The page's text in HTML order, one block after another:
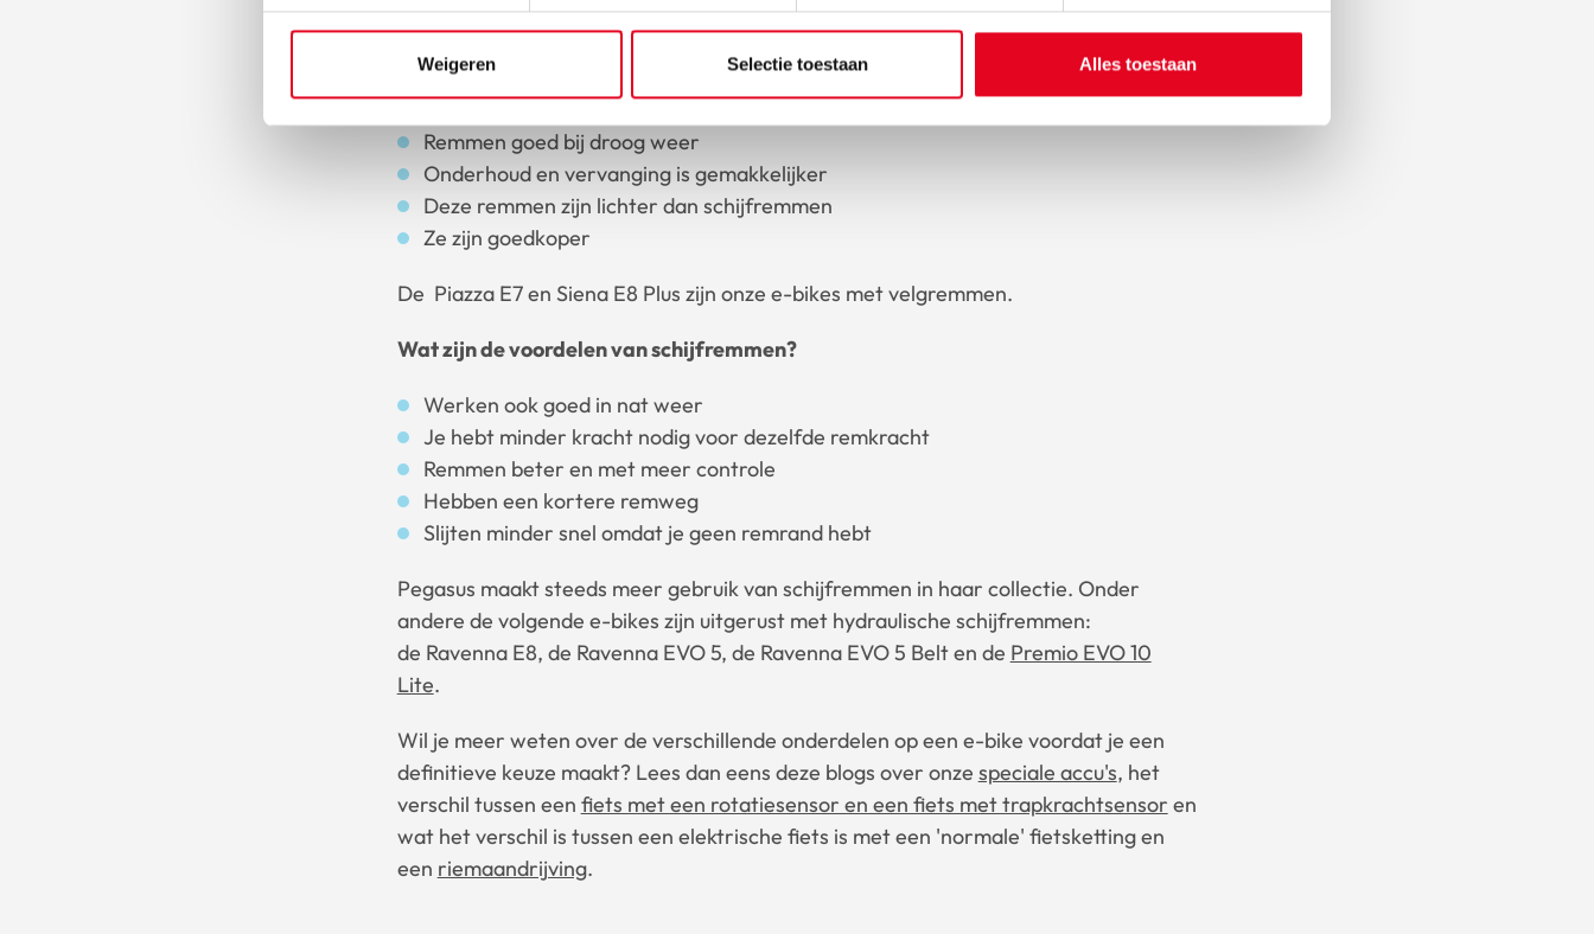
Weigeren Selectie toestaan Alles toestaan
Remmen goed bij droog weer
Onderhoud en vervanging is gemakkelijker
Deze remmen zijn lichter dan schijfremmen
Ze zijn goedkoper
De Piazza E7 en Siena E8 Plus zijn onze e-bikes met velgremmen.
Wat zijn de voordelen van schijfremmen?
Werken ook goed in nat weer
Je hebt minder kracht nodig voor dezelfde remkracht
Remmen beter en met meer controle
Hebben een kortere remweg
Slijten minder snel omdat je geen remrand hebt
Pegasus maakt steeds meer gebruik van schijfremmen in haar collectie. Onder
andere de volgende e-bikes zijn uitgerust met hydraulische schijfremmen:
de Ravenna E8, de Ravenna EVO 5, de Ravenna EVO 5 Belt en de Premio EVO 10
Lite.
Wil je meer weten over de verschillende onderdelen op een e-bike voordat je een
definitieve keuze maakt? Lees dan eens deze blogs over onze speciale accu's, het
verschil tussen een fiets met een rotatiesensor en een fiets met trapkrachtsensor en
wat het verschil is tussen een elektrische fiets is met een 'normale' fietsketting en
een riemaandrijving.